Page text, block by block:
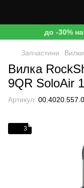
до -30%
Запчастини
Вилка
9QR SoloAir
Артикул:
3